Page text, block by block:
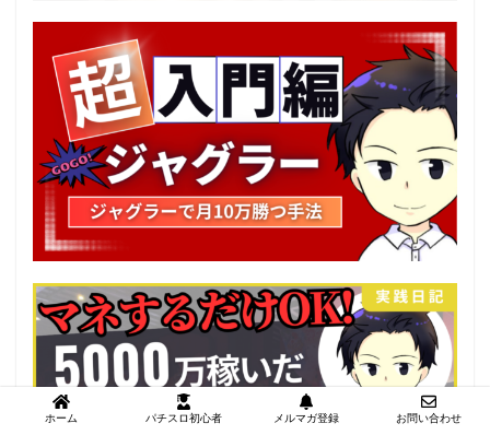
ホーム パチスロ初心者 メルマガ登録 お問い合わせ